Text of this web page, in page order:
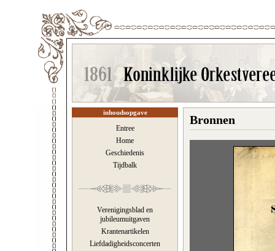
inhoudsopgave
Entree
Home
Geschiedenis
Tijdbalk
Verenigingsblad en
jubileumuitgaven
Krantenartikelen
Liefdadigheidsconcerten
Bronnen